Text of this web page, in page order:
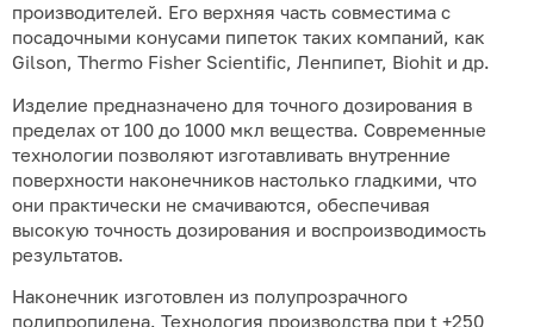
производителей. Его верхняя часть совместима с
посадочными конусами пипеток таких компаний, как
Gilson, Thermo Fisher Scientific, Ленпипет, Biohit и др.
Изделие предназначено для точного дозирования в
пределах от 100 до 1000 мкл вещества. Современные
технологии позволяют изготавливать внутренние
поверхности наконечников настолько гладкими, что
они практически не смачиваются, обеспечивая
высокую точность дозирования и воспроизводимость
результатов.
Наконечник изготовлен из полупрозрачного
полипропилена. Технология производства при t +250